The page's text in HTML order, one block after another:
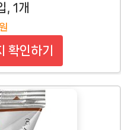
, 1개
확인하기